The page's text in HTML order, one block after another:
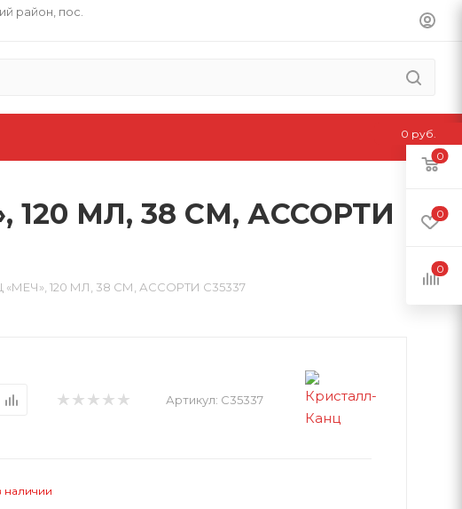
район, пос.
МЛ, 38 СМ, АССОРТИ
120 МЛ, 38 СМ, АССОРТИ C35337
Артикул: C35337
наличии
0
0
0
0 руб.